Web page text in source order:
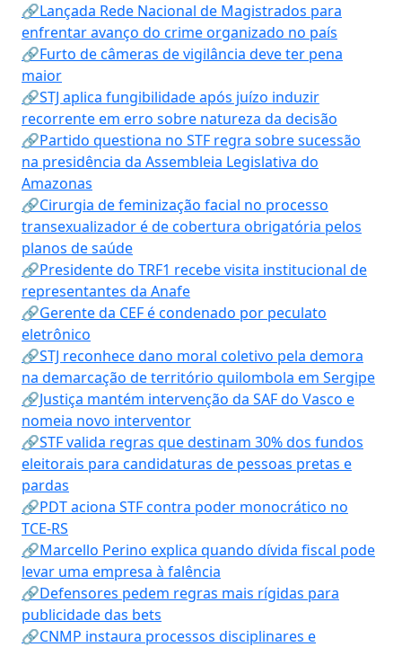
🔗Lançada Rede Nacional de Magistrados para
enfrentar avanço do crime organizado no país
🔗Furto de câmeras de vigilância deve ter pena
maior
🔗STJ aplica fungibilidade após juízo induzir
recorrente em erro sobre natureza da decisão
🔗Partido questiona no STF regra sobre sucessão
na presidência da Assembleia Legislativa do
Amazonas
🔗Cirurgia de feminização facial no processo
transexualizador é de cobertura obrigatória pelos
planos de saúde
🔗Presidente do TRF1 recebe visita institucional de
representantes da Anafe
🔗Gerente da CEF é condenado por peculato
eletrônico
🔗STJ reconhece dano moral coletivo pela demora
na demarcação de território quilombola em Sergipe
🔗Justiça mantém intervenção da SAF do Vasco e
nomeia novo interventor
🔗STF valida regras que destinam 30% dos fundos
eleitorais para candidaturas de pessoas pretas e
pardas
🔗PDT aciona STF contra poder monocrático no
TCE-RS
🔗Marcello Perino explica quando dívida fiscal pode
levar uma empresa à falência
🔗Defensores pedem regras mais rígidas para
publicidade das bets
🔗CNMP instaura processos disciplinares e